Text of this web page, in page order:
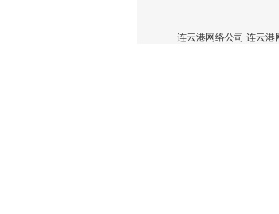
连云港网络公司 连云港